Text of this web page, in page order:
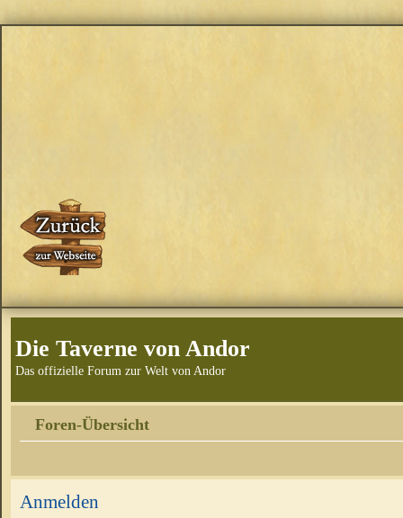
Die Taverne von Andor
Das offizielle Forum zur Welt von Andor
Foren-Übersicht
Anmelden